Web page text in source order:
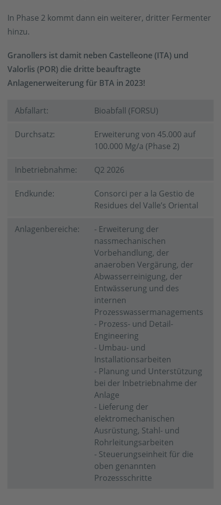
In Phase 2 kommt dann ein weiterer, dritter Fermenter
hinzu.
Granollers ist damit neben Castelleone (ITA) und
Valorlis (POR) die dritte beauftragte
Anlagenerweiterung für BTA in 2023!
Abfallart: Bioabfall (FORSU)
Durchsatz:
Erweiterung von 45.000 auf
100.000 Mg/a (Phase 2)
Inbetriebnahme: Q2 2026
Endkunde:
Consorci per a la Gestio de
Residues del Valle’s Oriental
Anlagenbereiche:
- Erweiterung der
nassmechanischen
Vorbehandlung, der
anaeroben Vergärung, der
Abwasserreinigung, der
Entwässerung und des
internen
Prozesswassermanagements
- Prozess- und Detail-
Engineering
- Umbau- und
Installationsarbeiten
- Planung und Unterstützung
bei der Inbetriebnahme der
Anlage
- Lieferung der
elektromechanischen
Ausrüstung, Stahl- und
Rohrleitungsarbeiten
- Steuerungseinheit für die
oben genannten
Prozessschritte